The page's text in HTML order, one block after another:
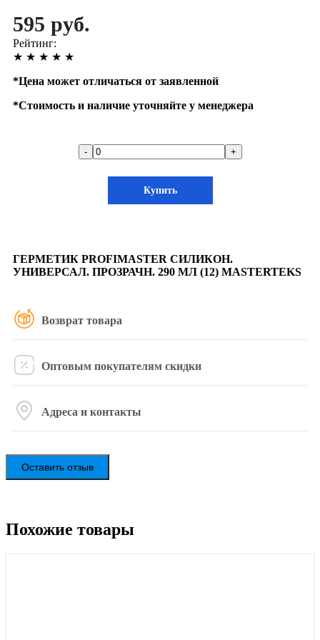
595 руб.
Рейтинг:
★ ★ ★ ★ ★
*Цена может отличаться от заявленной
*Стоимость и наличие уточняйте у менеджера
- +
Купить
ГЕРМЕТИК PROFIMASTER СИЛИКОН.
УНИВЕРСАЛ. ПРОЗРАЧН. 290 МЛ (12) MASTERTEKS
Возврат товара
Оптовым покупателям скидки
Адреса и контакты
Оставить отзыв
Похожие товары